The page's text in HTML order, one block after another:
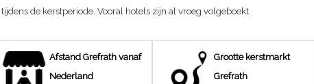
tijdens de kerstperiode. Vooral hotels zijn al vroeg volgeboekt.
AfstandGrefrath vanaf
Nederland
Grootte kerstmarkt
Grefrath